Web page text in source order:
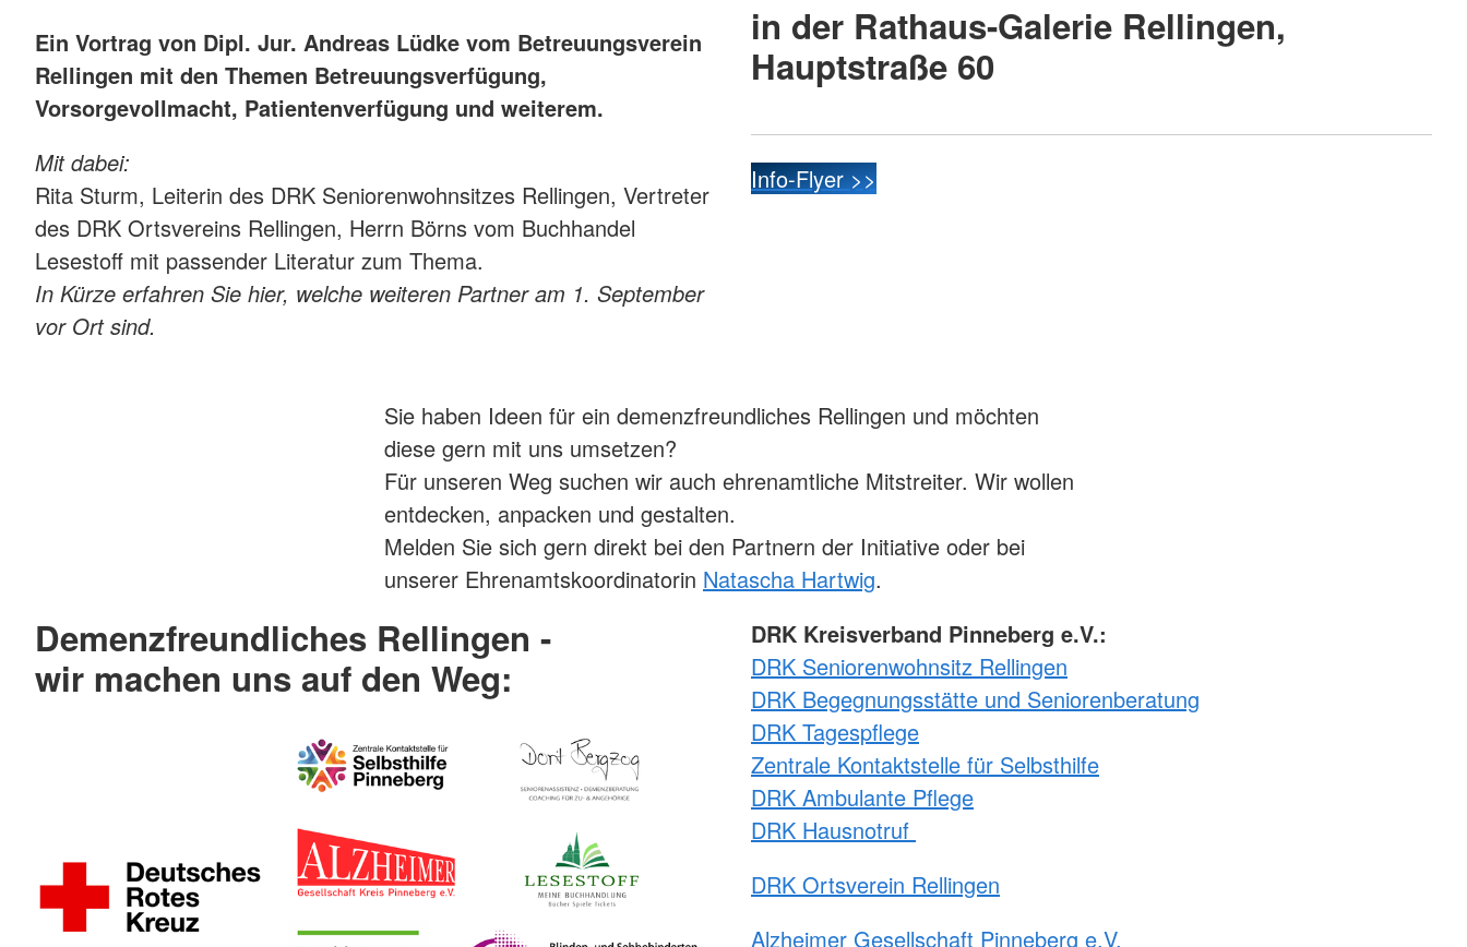
Ein Vortrag von Dipl. Jur. Andreas Lüdke vom Betreuungsverein
Rellingen mit den Themen Betreuungsverfügung,
Vorsorgevollmacht, Patientenverfügung und weiterem.
Mit dabei:
Rita Sturm, Leiterin des DRK Seniorenwohnsitzes Rellingen, Vertreter
des DRK Ortsvereins Rellingen, Herrn Börns vom Buchhandel
Lesestoff mit passender Literatur zum Thema.
In Kürze erfahren Sie hier, welche weiteren Partner am 1. September
vor Ort sind.
in der Rathaus-Galerie Rellingen,
Hauptstraße 60
Info-Flyer >>
Sie haben Ideen für ein demenzfreundliches Rellingen und möchten
diese gern mit uns umsetzen?
Für unseren Weg suchen wir auch ehrenamtliche Mitstreiter. Wir wollen
entdecken, anpacken und gestalten.
Melden Sie sich gern direkt bei den Partnern der Initiative oder bei
unserer Ehrenamtskoordinatorin Natascha Hartwig.
Demenzfreundliches Rellingen -
wir machen uns auf den Weg:
DRK Kreisverband Pinneberg e.V.:
DRK Seniorenwohnsitz Rellingen
DRK Begegnungsstätte und Seniorenberatung
DRK Tagespflege
Zentrale Kontaktstelle für Selbsthilfe
DRK Ambulante Pflege
DRK Hausnotruf
DRK Ortsverein Rellingen
Alzheimer Gesellschaft Pinneberg e.V.